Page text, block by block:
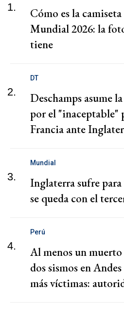
1.
Cómo es la
Mundial 2026: la
tiene
2.
DT
Deschamps asume
por el "inaceptable"
Francia ante
3.
Mundial
Inglaterra sufre para
se queda con el
4.
Perú
Al menos un
dos sismos en
más víctimas: